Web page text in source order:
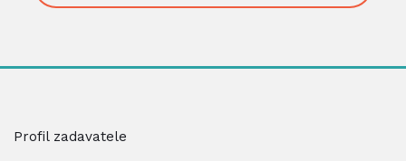
Profil zadavatele